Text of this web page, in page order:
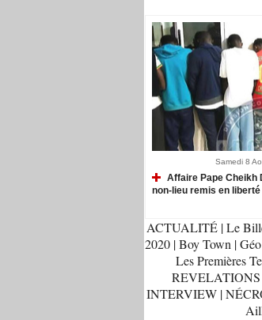
Samedi 8
Affaire Pape Cheikh
non-lieu remis en
ACTUALITÉ |Le
2020 |Boy Town |
Les Premières
REVELATIONS
INTERVIEW |